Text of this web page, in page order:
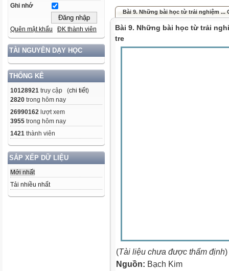
Ghi nhớ
Quên mật khẩu ĐK thành viên
TÀI NGUYÊN DẠY HỌC
THỐNG KÊ
10128921 truy cập (chi tiết)
2820 trong hôm nay
26990162 lượt xem
3955 trong hôm nay
1421 thành viên
SẮP XẾP DỮ LIỆU
Mới nhất
Tải nhiều nhất
Bài 9. Những bài học từ trải nghiệm ...
Bài 9. Những bài học từ trải
tre
(Tài liệu chưa được thẩm định)
Nguồn: Bạch Kim